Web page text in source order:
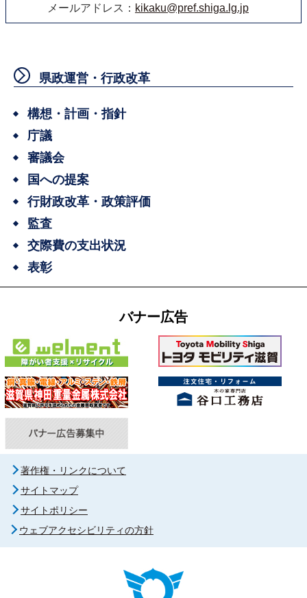
メールアドレス： kikaku@pref.shiga.lg.jp
県政運営・行政改革
構想・計画・指針
庁議
審議会
国への提案
行財政改革・政策評価
監査
交際費の支出状況
表彰
バナー広告
著作権・リンクについて
サイトマップ
サイトポリシー
ウェブアクセシビリティの方針